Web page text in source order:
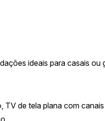
ideais para casais
de tela plana com